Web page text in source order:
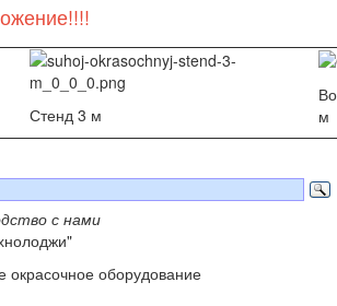
Стенд 3 м
м
с нами
окрасочное оборудование